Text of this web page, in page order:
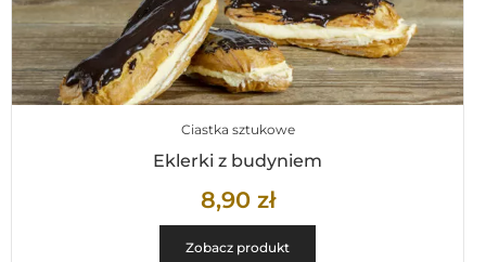
Ciastka sztukowe
Eklerki z budyniem
8,90 zł
Zobacz produkt